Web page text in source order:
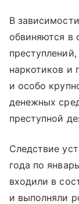
В
обвиняются в
наркотиков и
и особо
денежных
преступной
Следствие
года по
входили в
и выполняли